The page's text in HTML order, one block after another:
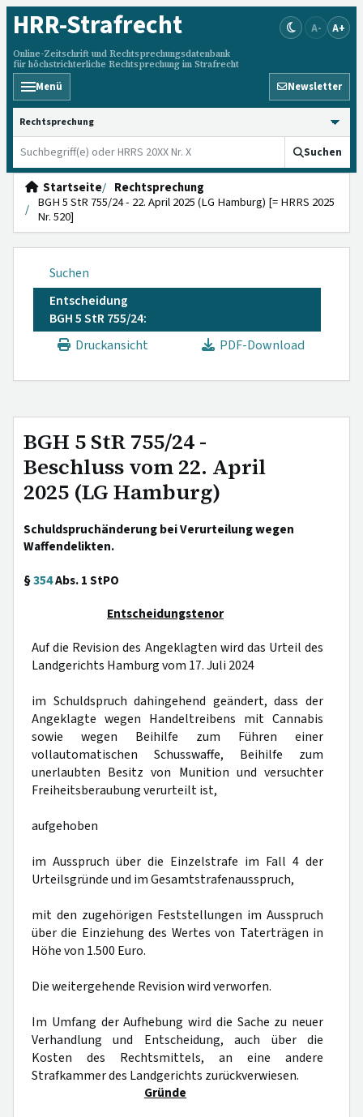
HRR-Strafrecht
Online-Zeitschrift und Rechtsprechungsdatenbank
für höchstrichterliche Rechtsprechung im Strafrecht
A- A+
Menü Newsletter
HRRS durchsuchen
Suchen
Startseite
Rechtsprechung
BGH 5 StR 755/24 - 22. April 2025 (LG Hamburg) [= HRRS 2025
Nr. 520]
Suchen
Entscheidung
BGH 5 StR 755/24:
Druckansicht
PDF-Download
BGH 5 StR 755/24 -
Beschluss vom 22. April
2025 (LG Hamburg)
Schuldspruchänderung bei Verurteilung wegen
Waffendelikten.
§354Abs. 1 StPO
Entscheidungstenor
Auf die Revision des Angeklagten wird das Urteil des
Landgerichts Hamburg vom 17. Juli 2024
im Schuldspruch dahingehend geändert, dass der
Angeklagte wegen Handeltreibens mit Cannabis
sowie wegen Beihilfe zum Führen einer
vollautomatischen Schusswaffe, Beihilfe zum
unerlaubten Besitz von Munition und versuchter
Freiheitsberaubung verurteilt ist,
aufgehoben
im Ausspruch über die Einzelstrafe im Fall 4 der
Urteilsgründe und im Gesamtstrafenausspruch,
mit den zugehörigen Feststellungen im Ausspruch
über die Einziehung des Wertes von Taterträgen in
Höhe von 1.500 Euro.
Die weitergehende Revision wird verworfen.
Im Umfang der Aufhebung wird die Sache zu neuer
Verhandlung und Entscheidung, auch über die
Kosten des Rechtsmittels, an eine andere
Strafkammer des Landgerichts zurückverwiesen.
Gründe